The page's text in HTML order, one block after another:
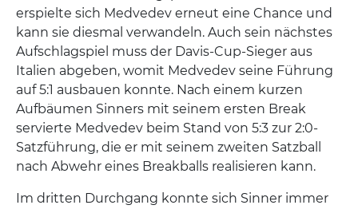
erspielte sich Medvedev erneut eine Chance und
kann sie diesmal verwandeln. Auch sein nächstes
Aufschlagspiel muss der Davis-Cup-Sieger aus
Italien abgeben, womit Medvedev seine Führung
auf 5:1 ausbauen konnte. Nach einem kurzen
Aufbäumen Sinners mit seinem ersten Break
servierte Medvedev beim Stand von 5:3 zur 2:0-
Satzführung, die er mit seinem zweiten Satzball
nach Abwehr eines Breakballs realisieren kann.
Im dritten Durchgang konnte sich Sinner immer